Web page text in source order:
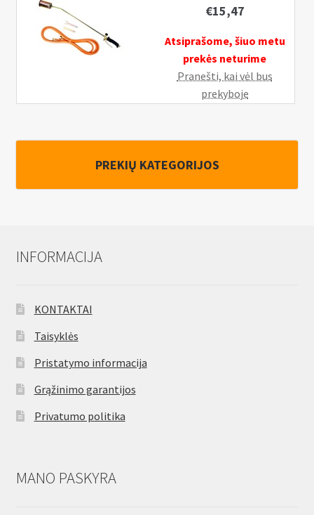
€15,47
Atsiprašome, šiuo metu
prekės neturime
Pranešti, kai vėl bus
prekyboje
PREKIŲ KATEGORIJOS
INFORMACIJA
KONTAKTAI
Taisyklės
Pristatymo informacija
Grąžinimo garantijos
Privatumo politika
MANO PASKYRA